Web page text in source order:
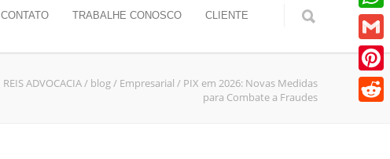
CONTATO TRABALHE CONOSCO CLIENTE
REIS ADVOCACIA/ blog/ Empresarial / PIX em 2026: Novas Medidas
para Combate a Fraudes
Gmail